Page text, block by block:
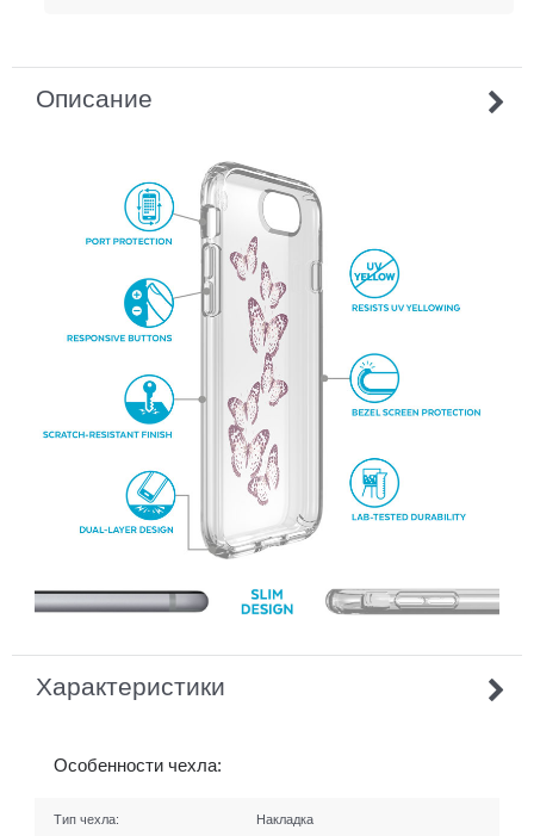
Описание
Характеристики
Особенности чехла:
Тип чехла: Накладка